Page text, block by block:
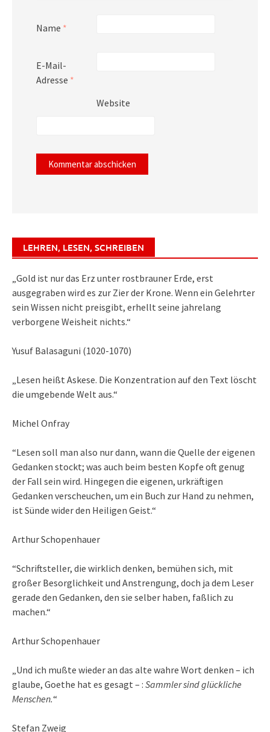
Name *
E-Mail-
Adresse *
Website
LEHREN, LESEN, SCHREIBEN
„Gold ist nur das Erz unter rostbrauner Erde, erst
ausgegraben wird es zur Zier der Krone. Wenn ein Gelehrter
sein Wissen nicht preisgibt, erhellt seine jahrelang
verborgene Weisheit nichts.“
Yusuf Balasaguni (1020-1070)
„Lesen heißt Askese. Die Konzentration auf den Text löscht
die umgebende Welt aus.“
Michel Onfray
“Lesen soll man also nur dann, wann die Quelle der eigenen
Gedanken stockt; was auch beim besten Kopfe oft genug
der Fall sein wird. Hingegen die eigenen, urkräftigen
Gedanken verscheuchen, um ein Buch zur Hand zu nehmen,
ist Sünde wider den Heiligen Geist.“
Arthur Schopenhauer
“Schriftsteller, die wirklich denken, bemühen sich, mit
großer Besorglichkeit und Anstrengung, doch ja dem Leser
gerade den Gedanken, den sie selber haben, faßlich zu
machen.“
Arthur Schopenhauer
„Und ich mußte wieder an das alte wahre Wort denken – ich
glaube, Goethe hat es gesagt – : Sammler sind glückliche
Menschen.“
Stefan Zweig